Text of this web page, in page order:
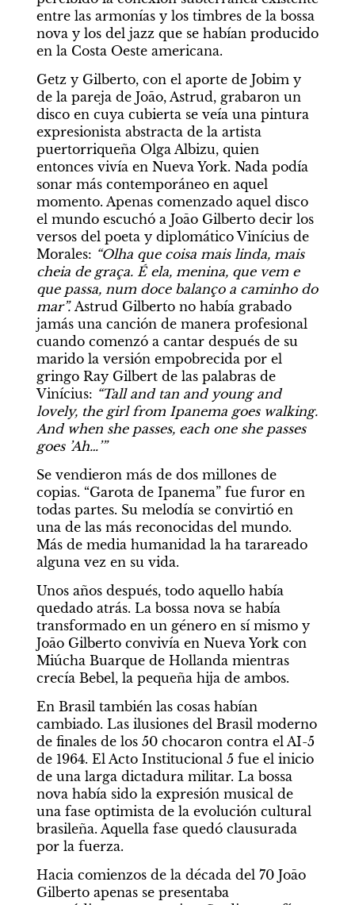
entre las armonías y los timbres de la bossa
nova y los del jazz que se habían producido
en la Costa Oeste americana.
Getz y Gilberto, con el aporte de Jobim y
de la pareja de Joāo, Astrud, grabaron un
disco en cuya cubierta se veía una pintura
expresionista abstracta de la artista
puertorriqueña Olga Albizu, quien
entonces vivía en Nueva York. Nada podía
sonar más contemporáneo en aquel
momento. Apenas comenzado aquel disco
el mundo escuchó a Joāo Gilberto decir los
versos del poeta y diplomático Vinícius de
Morales: “Olha que coisa mais linda, mais
cheia de graça. É ela, menina, que vem e
que passa, num doce balanço a caminho do
mar”. Astrud Gilberto no había grabado
jamás una canción de manera profesional
cuando comenzó a cantar después de su
marido la versión empobrecida por el
gringo Ray Gilbert de las palabras de
Vinícius: “Tall and tan and young and
lovely, the girl from Ipanema goes walking.
And when she passes, each one she passes
goes ’Ah…’”
Se vendieron más de dos millones de
copias. “Garota de Ipanema” fue furor en
todas partes. Su melodía se convirtió en
una de las más reconocidas del mundo.
Más de media humanidad la ha tarareado
alguna vez en su vida.
Unos años después, todo aquello había
quedado atrás. La bossa nova se había
transformado en un género en sí mismo y
Joāo Gilberto convivía en Nueva York con
Miúcha Buarque de Hollanda mientras
crecía Bebel, la pequeña hija de ambos.
En Brasil también las cosas habían
cambiado. Las ilusiones del Brasil moderno
de finales de los 50 chocaron contra el AI-5
de 1964. El Acto Institucional 5 fue el inicio
de una larga dictadura militar. La bossa
nova había sido la expresión musical de
una fase optimista de la evolución cultural
brasileña. Aquella fase quedó clausurada
por la fuerza.
Hacia comienzos de la década del 70 Joāo
Gilberto apenas se presentaba